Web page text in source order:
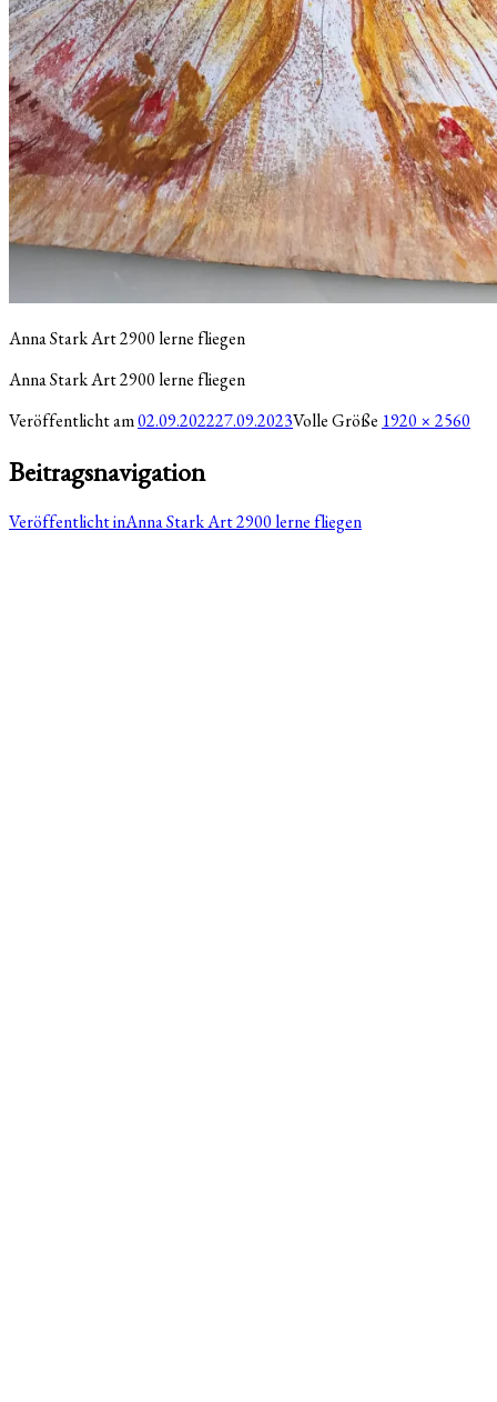
Anna Stark Art 2900 lerne fliegen
Anna Stark Art 2900 lerne fliegen
Veröffentlicht am02.09.202227.09.2023Volle Größe 1920 × 2560
Beitragsnavigation
Veröffentlicht inAnna Stark Art 2900 lerne fliegen